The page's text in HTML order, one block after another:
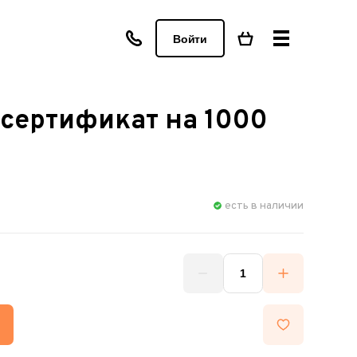
Войти
на 1000
есть в наличии